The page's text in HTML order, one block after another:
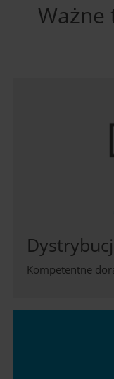
Ważne
Kompetentne